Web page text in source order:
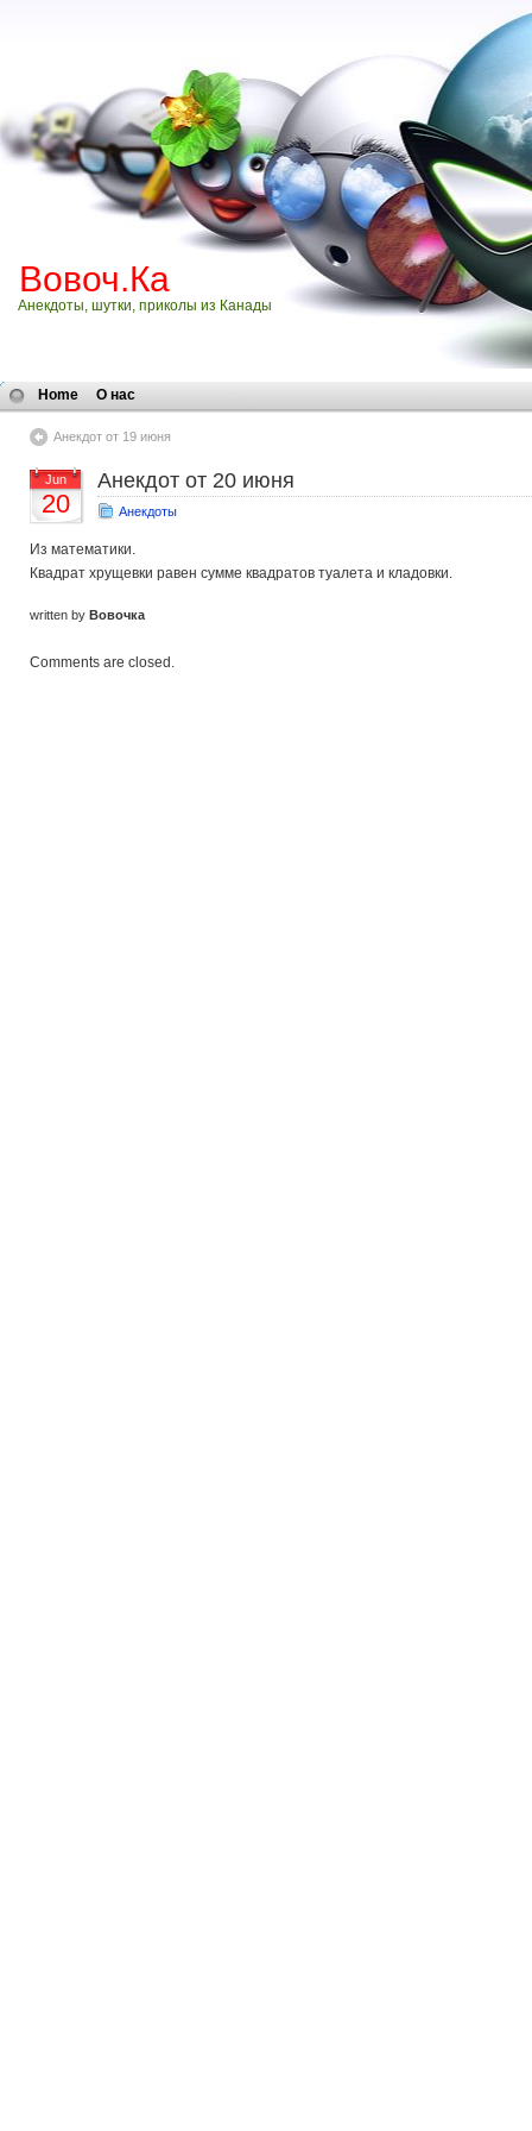
Вовоч.Ка
Анекдоты, шутки, приколы из Канады
Home О нас
Анекдот от 19 июня
Jun
20
Анекдот от 20 июня
Анекдоты
Из математики.
Квадрат хрущевки равен сумме квадратов туалета и кладовки.
written by Вовочка
Comments are closed.